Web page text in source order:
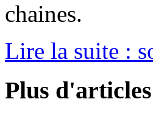
chaines.
Lire la suite :
Plus